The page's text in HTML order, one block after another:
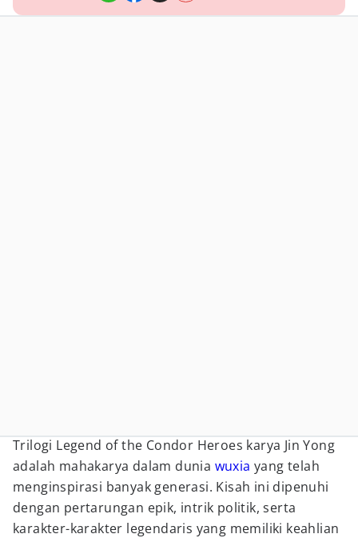
Trilogi Legend of the Condor Heroes karya Jin Yong
adalah mahakarya dalam dunia wuxia yang telah
menginspirasi banyak generasi. Kisah ini dipenuhi
dengan pertarungan epik, intrik politik, serta
karakter-karakter legendaris yang memiliki keahlian